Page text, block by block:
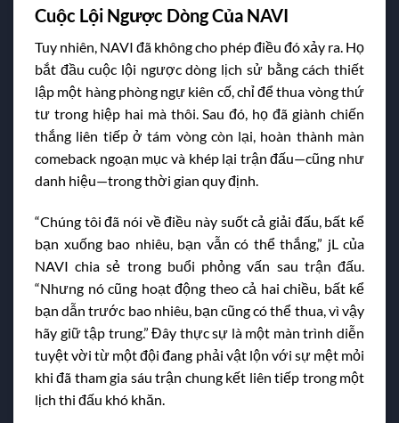
Cuộc Lội Ngược Dòng Của NAVI
Tuy nhiên, NAVI đã không cho phép điều đó xảy ra. Họ
bắt đầu cuộc lội ngược dòng lịch sử bằng cách thiết
lập một hàng phòng ngự kiên cố, chỉ để thua vòng thứ
tư trong hiệp hai mà thôi. Sau đó, họ đã giành chiến
thắng liên tiếp ở tám vòng còn lại, hoàn thành màn
comeback ngoạn mục và khép lại trận đấu—cũng như
danh hiệu—trong thời gian quy định.
“Chúng tôi đã nói về điều này suốt cả giải đấu, bất kể
bạn xuống bao nhiêu, bạn vẫn có thể thắng,” jL của
NAVI chia sẻ trong buổi phỏng vấn sau trận đấu.
“Nhưng nó cũng hoạt động theo cả hai chiều, bất kể
bạn dẫn trước bao nhiêu, bạn cũng có thể thua, vì vậy
hãy giữ tập trung.” Đây thực sự là một màn trình diễn
tuyệt vời từ một đội đang phải vật lộn với sự mệt mỏi
khi đã tham gia sáu trận chung kết liên tiếp trong một
lịch thi đấu khó khăn.